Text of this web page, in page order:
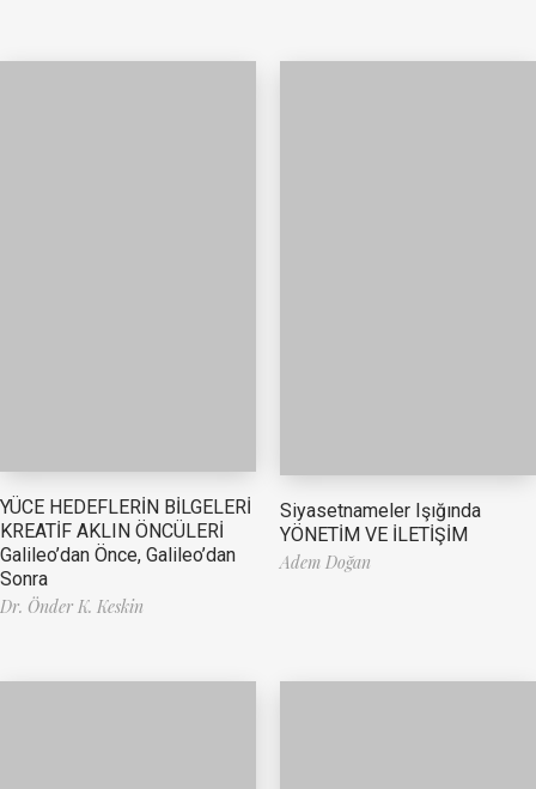
YÜCE HEDEFLERİN BİLGELERİ
KREATİF AKLIN ÖNCÜLERİ
Galileo’dan Önce, Galileo’dan
Sonra
Dr. Önder K. Keskin
Siyasetnameler Işığında
YÖNETİM VE İLETİŞİM
Adem Doğan